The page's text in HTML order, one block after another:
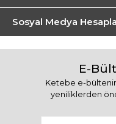
Sosyal Medya
E-
Ketebe e-
yeniliklerden